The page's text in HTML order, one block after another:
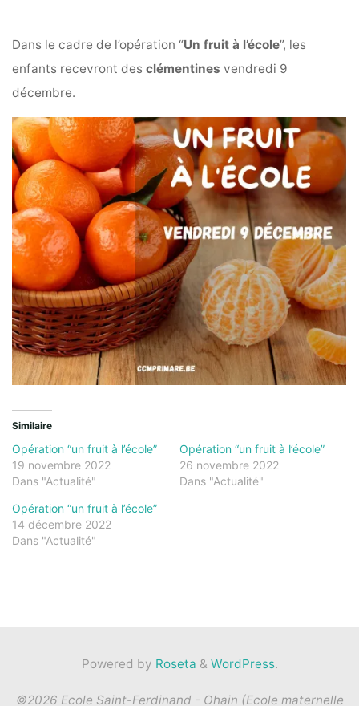
Dans le cadre de l’opération “Un fruit à l’école”, les
enfants recevront desclémentinesvendredi 9
décembre.
Similaire
Opération “un fruit à l’école”
19 novembre 2022
Dans "Actualité"
Opération “un fruit à l’école”
26 novembre 2022
Dans "Actualité"
Opération “un fruit à l’école”
14 décembre 2022
Dans "Actualité"
Powered by Roseta & WordPress.
©2026 Ecole Saint-Ferdinand - Ohain (Ecole maternelle